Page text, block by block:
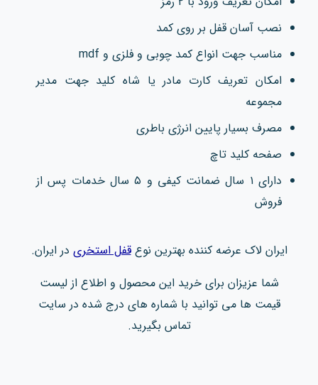
نصب آسان قفل بر روی کمد
مناسب جهت انواع کمد چوبی و فلزی و mdf
امکان تعریف کارت مادر یا شاه کلید جهت مدیر
مجموعه
مصرف بسیار پایین انرژی باطری
صفحه کلید تاچ
دارای ۱ سال ضمانت کیفی و ۵ سال خدمات پس از
فروش
ایران لاک عرضه کننده بهترین نوعقفل استخری در ایران.
شما عزیزان برای خرید این محصول و اطلاع از لیست
قیمت ها می توانید با شماره های درج شده در سایت
تماس بگیرید.